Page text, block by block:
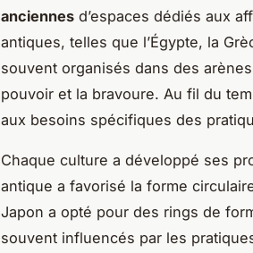
anciennes d’espaces dédiés aux
antiques, telles que l’Égypte, la
souvent organisés dans des
pouvoir et la bravoure. Au fil du
aux besoins spécifiques des
Chaque culture a développé ses
antique a favorisé la forme
Japon a opté pour des rings de
souvent influencés par les